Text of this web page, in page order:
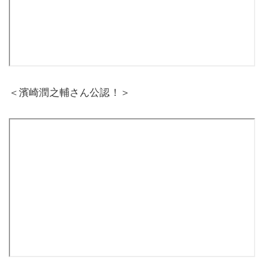
＜濱崎潤之輔さん公認！＞